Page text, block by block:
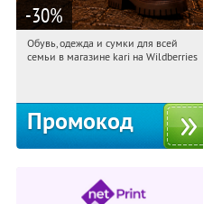
-30%
22:31:47 Получили:
Обувь, одежда и сумки для всей
семьи в магазине kari на Wildberries
Промокод